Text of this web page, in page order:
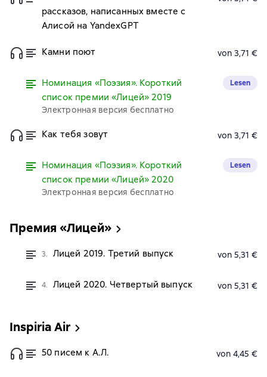
рассказов, написанных вместе с
Алисой на YandexGPT
Камни поют von 3,71 €
Номинация «Поэзия». Короткий
список премии «Лицей» 2019
Электронная версия бесплатно
Lesen
Как тебя зовут von 3,71 €
Номинация «Поэзия». Короткий
список премии «Лицей» 2020
Электронная версия бесплатно
Lesen
Премия «Лицей»
3. Лицей 2019. Третий выпуск von 5,31 €
4. Лицей 2020. Четвертый выпуск von 5,31 €
Inspiria Air
50 писем к А.Л. von 4,45 €